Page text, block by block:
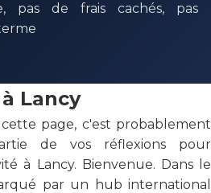
pas de frais cachés, pas
Lancy
page, c'est probablement
de vos réflexions pour
à Lancy. Bienvenue. Dans le
par un hub international